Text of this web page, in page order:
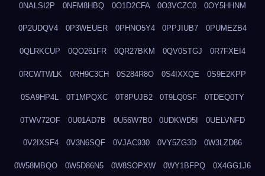
0NALSI2P 0NFM8HBQ 0O1D2CFA 0O3VCZC0 0OY5HHNM
0P2UDQV4 0P3WEUER 0PHNO5Y4 0PPJIUB7 0PUMEZB4
0QLRKCUP 0QO261FR 0QR27BKM 0QV0STGJ 0R7FXEI4
0RCWTWLK 0RH9C3CH 0S284R8O 0S4IXXQE 0S9E2KPP
0SA9HP4L 0T1MPQXC 0T8PUJB2 0T9LQ0SF 0TDEQ0TY
0TWV72OF 0U01AD7B 0U56W7B0 0UDKWD5I 0UELVNFD
0V2IXSF4 0V3N6SQF 0VJAC930 0VY5ZG3D 0W3LZD86
0W58MBQO 0W5D86N5 0W8SOPXW 0WY1BFPQ 0X4GG1J6